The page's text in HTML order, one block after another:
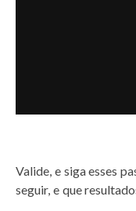
Valide, e siga esses
seguir, e que